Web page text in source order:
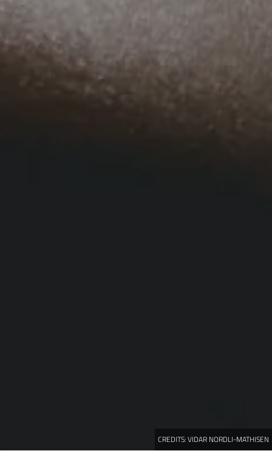
CREDITS:VIDAR NORDLI-MATHISEN